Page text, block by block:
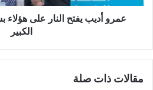
عمرو أديب يفتح النار على
الكبير
مقالات ذات صلة